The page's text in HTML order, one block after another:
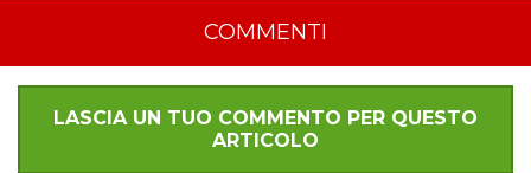
COMMENTI
LASCIA UN TUO COMMENTO PER QUESTO
ARTICOLO